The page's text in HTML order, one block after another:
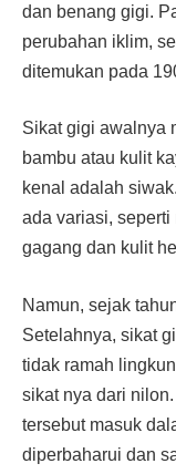
dan benang gigi.
perubahan iklim,
ditemukan pada
Sikat gigi awalnya
bambu atau kulit
kenal adalah
ada variasi,
gagang dan kulit
Namun, sejak
Setelahnya, sikat
tidak ramah
sikat nya dari
tersebut masuk
diperbaharui dan